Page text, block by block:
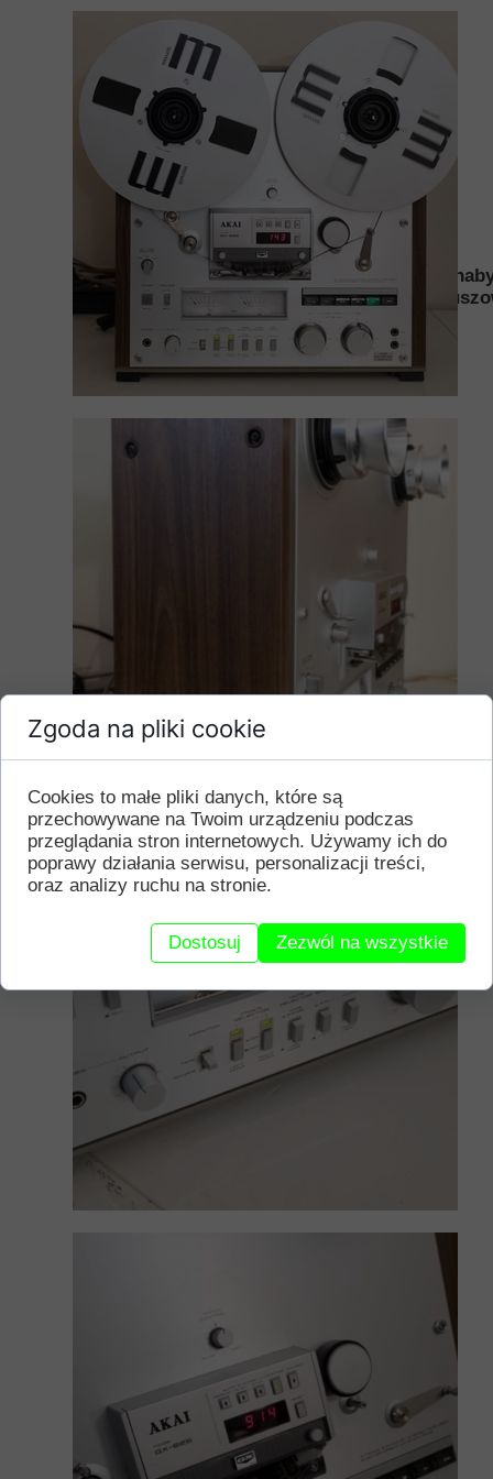
Akai GX-625
W komplecie widoczne na fotografiach
Super stan kosmetyczny - jak na
Po gruntownym przeglądzie i serwisie.
W 100% SPRAWNY.
Gwarancja.
Faktura.
magnetofon
szpulowy
AKAI
GX-625
Zgoda na pliki cookie
Cookies to małe pliki danych, które są
przechowywane na Twoim urządzeniu podczas
przeglądania stron internetowych. Używamy ich do
poprawy działania serwisu, personalizacji treści,
oraz analizy ruchu na stronie.
Dostosuj Zezwól na wszystkie